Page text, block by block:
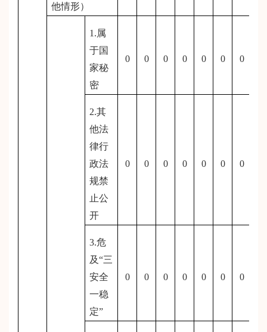
他情形）
1.属
于国
家秘
密
0 0 0 0 0 0 0
2.其
他法
律行
政法
规禁
止公
开
0 0 0 0 0 0 0
3.危
及“三
安全
一稳
定”
0 0 0 0 0 0 0